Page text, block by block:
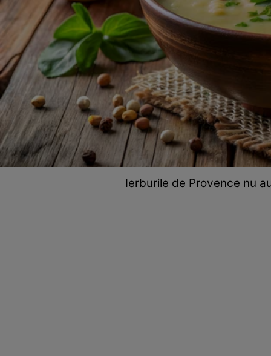
Ierburile de Provence nu